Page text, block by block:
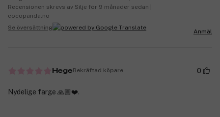
Recensionen skrevs av Silje för 9 månader sedan |
cocopanda.no
Se översättning
Anmäl
HegeBekräftad köpare 0
Nydelige farge 🙏🏼❤️.